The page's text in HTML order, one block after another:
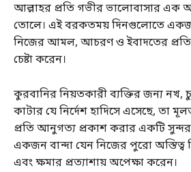
আল্লাহর প্রতি গভীর ভালোবাসার এক
তোলে। এই বরকতময় দিনগুলোতে
নিজের আমল, আচরণ ও ইবাদতের প্রতি
চেষ্টা করেন।
কুরবানির নিয়তকারী ব্যক্তির জন্য
কাটার যে নির্দেশ হাদিসে এসেছে, তা
প্রতি আনুগত্য প্রকাশ করার একটি সুন্দর
একজন বান্দা যেন নিজের পুরো অস্তিত্ব
এবং ক্ষমার প্রত্যাশায় অপেক্ষা করেন।